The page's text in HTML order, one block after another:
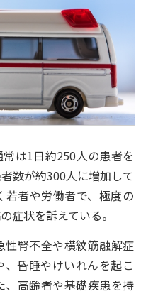
は1日約250人の患者を
数が約300人に増加して
者や労働者で、極度の
症状を訴えている。
腎不全や横紋筋融解症
昏睡やけいれんを起こ
、高齢者や基礎疾患を持